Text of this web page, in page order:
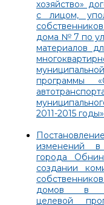
хозяйство»
с лицом,
дома № 7 по
материалов
программы
2011-2015
изменений в
города
создании
домов в
целевой